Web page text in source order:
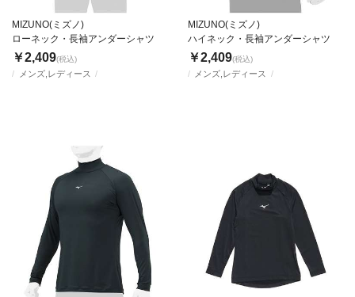
メンズ,レディース
MIZUNO(ミズノ)
ローネック・長袖アンダーシャツ
￥2,409(税込)
メンズ,レディース
MIZUNO(ミズノ)
ハイネック・長袖アンダーシャツ
￥2,409(税込)